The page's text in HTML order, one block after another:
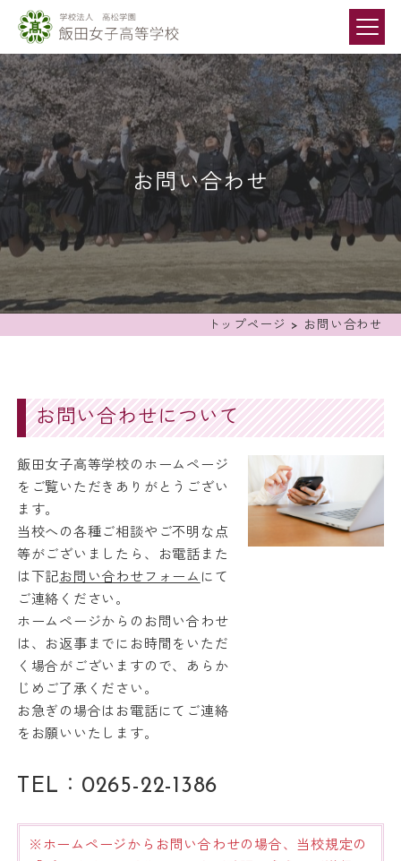
お問い合わせ
トップページ > お問い合わせ
お問い合わせについて
飯田女子高等学校のホームページ
をご覧いただきありがとうござい
ます。
当校への各種ご相談やご不明な点
等がございましたら、お電話また
は下記 お問い合わせフォーム にて
ご連絡ください。
ホームページからのお問い合わせ
は、お返事までにお時間をいただ
く場合がございますので、あらか
じめご了承ください。
お急ぎの場合はお電話にてご連絡
をお願いいたします。
TEL： 0265-22-1386
※ホームページからお問い合わせの場合、当校規定の